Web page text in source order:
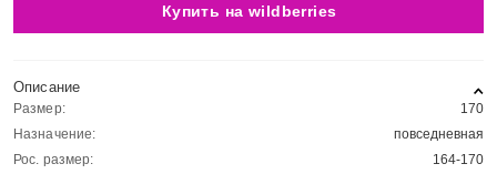
Купить на wildberries
Описание
Размер:
170
Назначение:
повседневная
Рос. размер:
164-170